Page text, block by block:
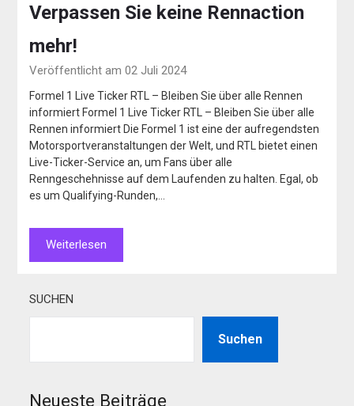
Verpassen Sie keine Rennaction
mehr!
Veröffentlicht am 02 Juli 2024
Formel 1 Live Ticker RTL – Bleiben Sie über alle Rennen
informiert Formel 1 Live Ticker RTL – Bleiben Sie über alle
Rennen informiert Die Formel 1 ist eine der aufregendsten
Motorsportveranstaltungen der Welt, und RTL bietet einen
Live-Ticker-Service an, um Fans über alle
Renngeschehnisse auf dem Laufenden zu halten. Egal, ob
es um Qualifying-Runden,…
Weiterlesen
SUCHEN
Suchen
Neueste Beiträge